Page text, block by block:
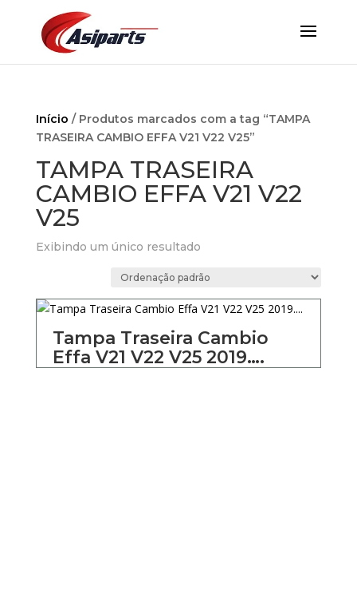
Início / Produtos marcados com a tag “TAMPA
TRASEIRA CAMBIO EFFA V21 V22 V25”
TAMPA TRASEIRA
CAMBIO EFFA V21 V22
V25
Exibindo um único resultado
Tampa Traseira Cambio
Effa V21 V22 V25 2019….